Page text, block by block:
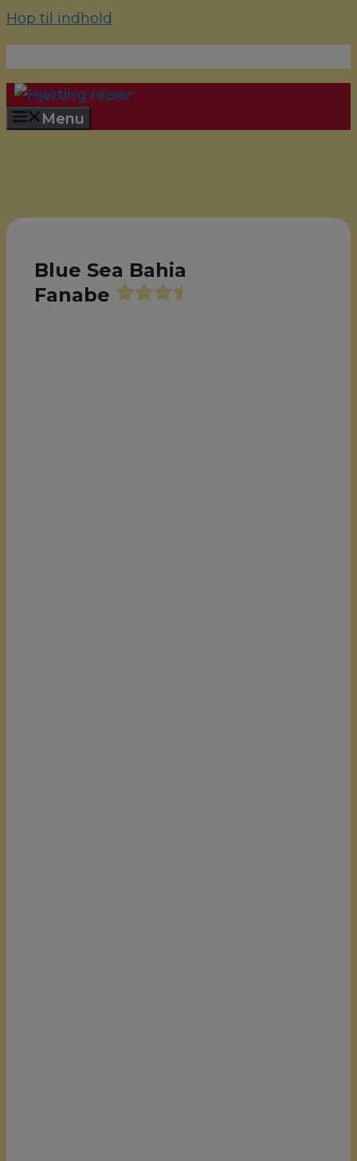
Hop til indhold
Menu
Blue Sea Bahia
Fanabe